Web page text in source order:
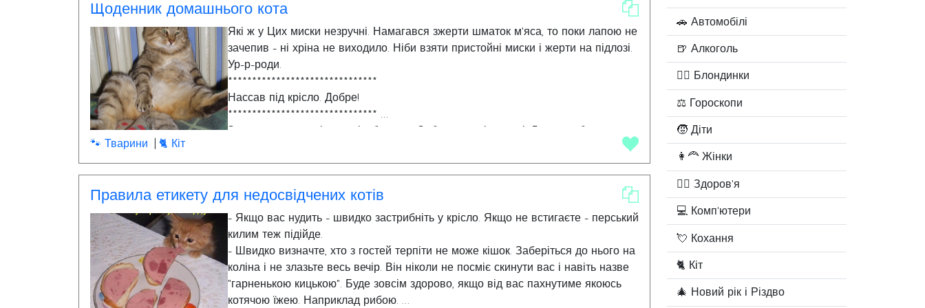
Щоденник домашнього кота
Які ж у Цих миски незручні. Намагався зжерти шматок м'яса, то поки лапою не
зачепив - ні хріна не виходило. Ніби взяти пристойні миски і жерти на підлозі.
Ур-р-роди.
*******************************
Нассав під крісло. Добре!
*******************************
Зранку проводив інспекцію будинку. Заблукав у підковдрі. Ледве вибрався.
план помсти.
🐾 Тварини 🐈 Кіт
Правила етикету для недосвідчених котів
- Якщо вас нудить - швидко застрибніть у крісло. Якщо не встигаєте - перський
килим теж підійде.
- Швидко визначте, хто з гостей терпіти не може кішок. Заберіться до нього на
коліна і не злазьте весь вечір. Він ніколи не посміє скинути вас і навіть назве
"гарненькою кицькою". Буде зовсім здорово, якщо від вас пахнутиме якоюсь
котячою їжею. Наприклад рибою.
🚗 Автомобілі
🍺 Алкоголь
👱‍♀️ Блондинки
⚖ Гороскопи
🧒 Діти
👩‍🦰 Жінки
🧑‍⚕️ Здоров'я
💻 Комп'ютери
💘 Кохання
🐈 Кіт
🎄 Новий рік і Різдво